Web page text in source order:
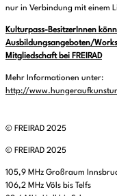
nur in Verbindung mit einem
Kulturpass-BesitzerInnen
Ausbildungsangeboten/
Mitgliedschaft bei FREIRAD
Mehr Informationen unter:
http://
© FREIRAD 2025
© FREIRAD 2025
105,9 MHz Großraum
106,2 MHz Völs bis Telfs